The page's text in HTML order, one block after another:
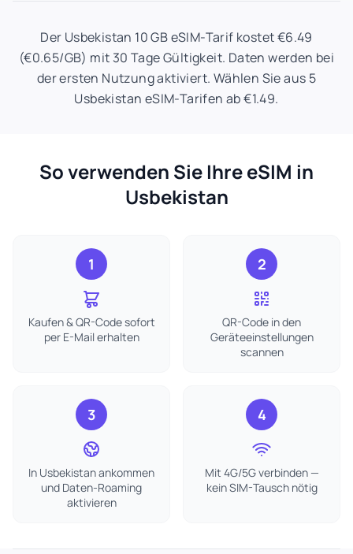
Der Usbekistan 10 GB eSIM-Tarif kostet €6.49
(€0.65/GB) mit 30 Tage Gültigkeit. Daten werden bei
der ersten Nutzung aktiviert. Wählen Sie aus 5
Usbekistan eSIM-Tarifen ab €1.49.
So verwenden Sie Ihre eSIM in
Usbekistan
1
Kaufen & QR-Code sofort
per E-Mail erhalten
2
QR-Code in den
Geräteeinstellungen
scannen
3
In Usbekistan ankommen
und Daten-Roaming
aktivieren
4
Mit 4G/5G verbinden —
kein SIM-Tausch nötig